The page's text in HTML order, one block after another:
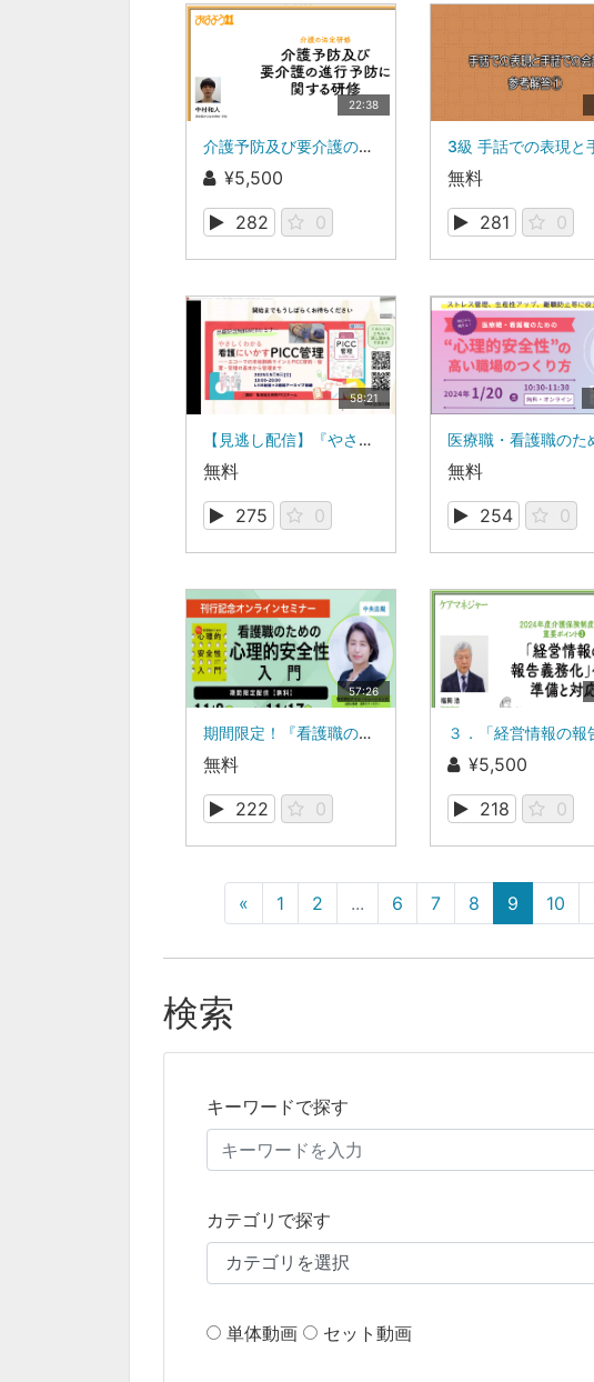
22:38
介護予防及び要介護の進行予防に関する研修（介護の法定研修）
¥5,500
282
0
無料
281
0
58:21
【見逃し配信】『やさしくわかる看護にいかすPICC管理』出版記念WEBセミナー
無料
275
0
無料
254
0
57:26
期間限定！『看護職のための心理的安全性入門』刊行記念無料オンラインセミナー（録画配信）
無料
222
0
¥5,500
218
0
« 1 2 ... 6 7 8 9 10
検索
キーワードで探す
カテゴリで探す
単体動画 セット動画